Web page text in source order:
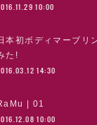
10:00
本初ボディマーブリ
た!
14:30
| 01
10:00